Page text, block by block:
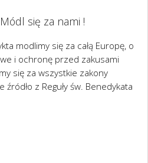
się za nami !
modlimy się za całą Europę, o
i ochronę przed zakusami
się za wszystkie zakony
z Reguły św. Benedykata